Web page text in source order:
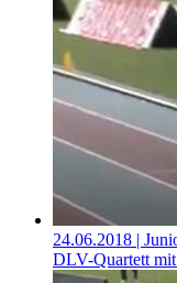
24.06.2018 |
DLV-Quartett